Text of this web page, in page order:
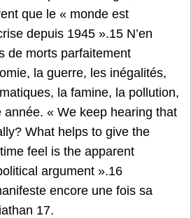
que le « monde est
depuis 1945 ».15 N’en
de morts parfaitement
la guerre, les inégalités,
la famine, la pollution,
« We keep hearing that
What helps to give the
feel is the apparent
argument ».16
encore une fois sa
17.